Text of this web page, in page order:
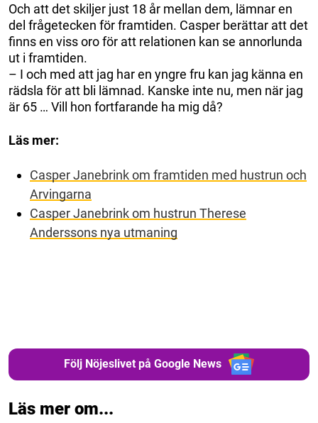
Och att det skiljer just 18 år mellan dem, lämnar en
del frågetecken för framtiden. Casper berättar att det
finns en viss oro för att relationen kan se annorlunda
ut i framtiden.
– I och med att jag har en yngre fru kan jag känna en
rädsla för att bli lämnad. Kanske inte nu, men när jag
är 65 … Vill hon fortfarande ha mig då?
Läs mer:
Casper Janebrink om framtiden med hustrun och
Arvingarna
Casper Janebrink om hustrun Therese
Anderssons nya utmaning
Följ Nöjeslivet på Google News
Läs mer om...